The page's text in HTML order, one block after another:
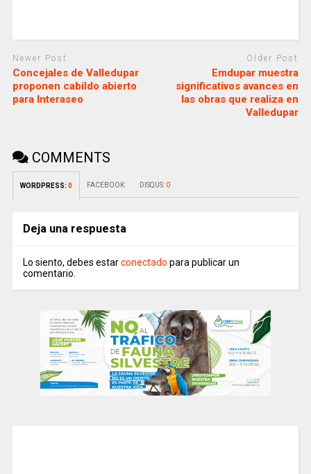
Newer Post
Concejales de Valledupar
proponen cabildo abierto
para Interaseo
Older Post
Emdupar muestra
significativos avances en
las obras que realiza en
Valledupar
COMMENTS
WORDPRESS: 0 FACEBOOK: DISQUS: 0
Deja una respuesta
Lo siento, debes estarconectado para publicar un
comentario.